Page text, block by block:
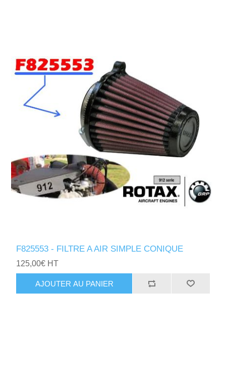
F825553 - FILTRE A AIR SIMPLE CONIQUE
125,00€ HT
AJOUTER AU PANIER